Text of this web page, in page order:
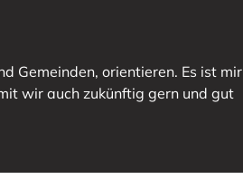
Gemeinden, orientieren. Es ist mir
wir auch zukünftig gern und gut